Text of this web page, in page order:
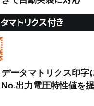
マトリクス付き
データマトリクス印字
No.出力電圧特性値を